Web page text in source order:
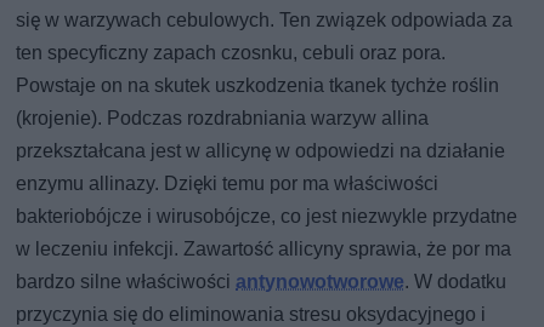
się w warzywach cebulowych. Ten związek odpowiada za
ten specyficzny zapach czosnku, cebuli oraz pora.
Powstaje on na skutek uszkodzenia tkanek tychże roślin
(krojenie). Podczas rozdrabniania warzyw allina
przekształcana jest w allicynę w odpowiedzi na działanie
enzymu allinazy. Dzięki temu por ma właściwości
bakteriobójcze i wirusobójcze, co jest niezwykle przydatne
w leczeniu infekcji. Zawartość allicyny sprawia, że por ma
bardzo silne właściwościantynowotworowe. W dodatku
przyczynia się do eliminowania stresu oksydacyjnego i